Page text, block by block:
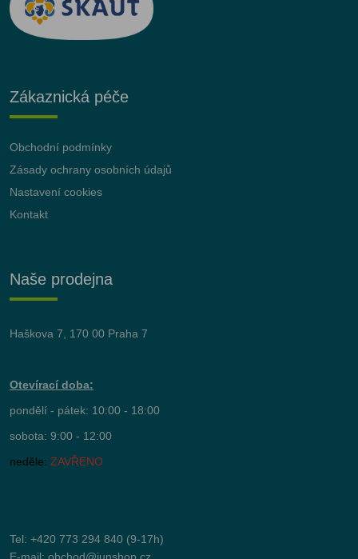
Zákaznická péče
Obchodní podmínky
Zásady ochrany osobních údajů
Nastavení cookies
Kontakt
Naše prodejna
Haškova 7, 170 00 Praha 7
Otevírací doba:
pondělí - pátek: 10:00 - 18:00
sobota: 9:00 - 12:00
neděle: ZAVŘENO
Tel: +420 773 294 840 (9-17h)